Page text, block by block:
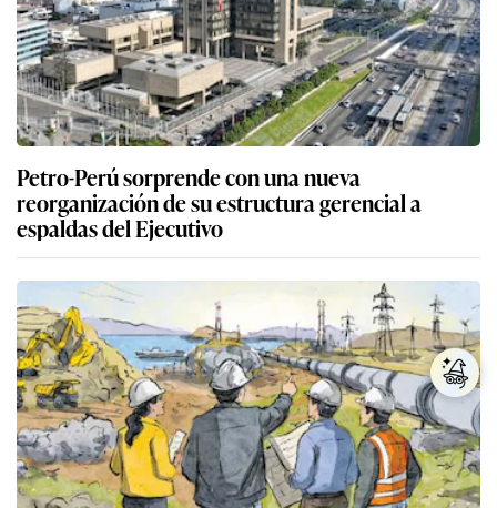
Auspiciosas oportunidades para la industria
petrolera peruana